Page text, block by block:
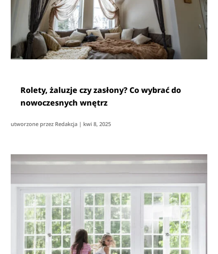
Rolety, żaluzje czy zasłony? Co wybrać do
nowoczesnych wnętrz
utworzone przez Redakcja | kwi 8, 2025